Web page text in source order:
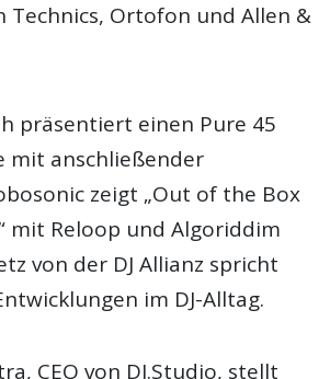
Technics, Ortofon und Allen &
präsentiert einen Pure 45
mit anschließender
zeigt „Out of the Box
mit Reloop und Algoriddim
von der DJ Allianz spricht
im DJ-Alltag.
CEO von DJ.Studio, stellt